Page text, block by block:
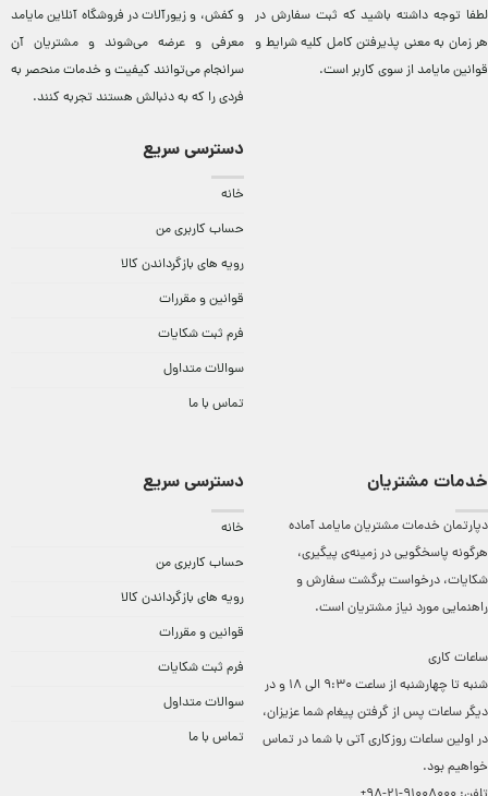
لطفا توجه داشته باشید که ثبت سفارش در
هر زمان به معنی پذیرفتن کامل کلیهشرایط و
قوانین مایامداز سوی کاربر است.
و کفش، و زيورآلات در فروشگاه آنلاين مایامد
معرفی و عرضه می‌شوند و مشتريان آن
سرانجام می‌توانند کيفيت و خدمات منحصر به
فردی را که به دنبالش هستند تجربه کنند.
دسترسی سریع
خانه
حساب کاربری من
رویه های بازگرداندن کالا
قوانین و مقررات
فرم ثبت شکایات
سوالات متداول
تماس با ما
خدمات مشتریان
دپارتمان خدمات مشتریان مایامد آماده
هرگونه پاسخگویی در زمینه‌ی پیگیری،
شکایات، درخواست برگشت سفارش و
راهنمایی مورد نیاز مشتریان است.
ساعات کاری
شنبه تا چهارشنبه از ساعت 9:30 الی 18 و در
دیگر ساعات ‌پس از گرفتن پیغام شما عزیزان،
در اولین ساعات روزکاری آتی با شما در تماس
خواهیم بود.
دسترسی سریع
خانه
حساب کاربری من
رویه های بازگرداندن کالا
قوانین و مقررات
فرم ثبت شکایات
سوالات متداول
تماس با ما